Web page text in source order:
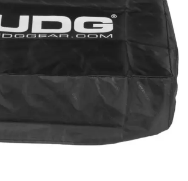
RF Assist
generali o specifiche su certi